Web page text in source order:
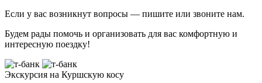
Если у вас возникнут вопросы — пишите или звоните нам.
Будем рады помочь и организовать для вас комфортную и
интересную поездку!
Экскурсия на Куршскую косу